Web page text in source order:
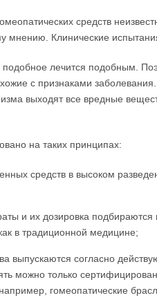
средств
мнению. Клинические
лечится подобным.
с признаками
выходят все вредные
на таких принципах:
средств в высоком
и их дозировка
в традиционной медицине;
выпускаются согласно
можно только
гомеопатические